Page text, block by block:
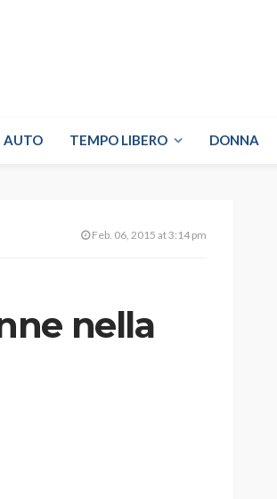
AUTO TEMPO LIBERO DONNA
Feb. 06, 2015 at 3:14 pm
nella